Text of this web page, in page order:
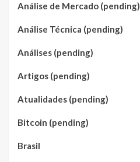
Análise de Mercado (pending)
Análise Técnica (pending)
Análises (pending)
Artigos (pending)
Atualidades (pending)
Bitcoin (pending)
Brasil